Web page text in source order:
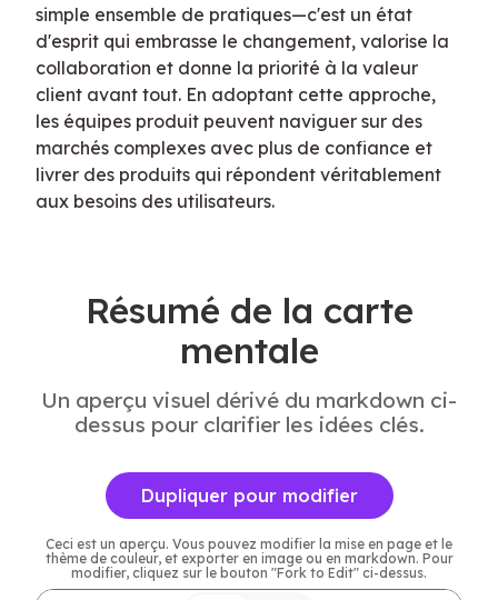
simple ensemble de pratiques—c'est un état
d'esprit qui embrasse le changement, valorise la
collaboration et donne la priorité à la valeur
client avant tout. En adoptant cette approche,
les équipes produit peuvent naviguer sur des
marchés complexes avec plus de confiance et
livrer des produits qui répondent véritablement
aux besoins des utilisateurs.
Résumé de la carte
mentale
Un aperçu visuel dérivé du markdown ci-
dessus pour clarifier les idées clés.
Dupliquer pour modifier
Ceci est un aperçu. Vous pouvez modifier la mise en page et le
thème de couleur, et exporter en image ou en markdown. Pour
modifier, cliquez sur le bouton "Fork to Edit" ci-dessus.